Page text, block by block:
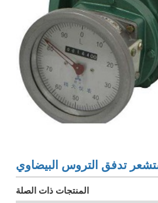
تدفق التروس البيضاوي
المنتجات ذات الصلة